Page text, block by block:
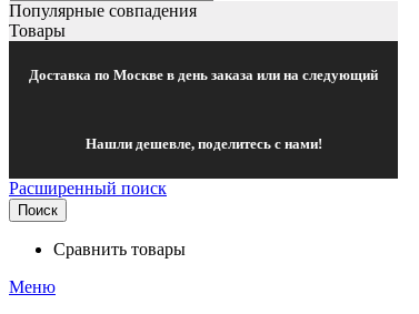
Популярные совпадения
Товары
Доставка по Москве в день заказа или на следующий
Нашли дешевле, поделитесь с нами!
Расширенный поиск
Поиск
Сравнить товары
Меню